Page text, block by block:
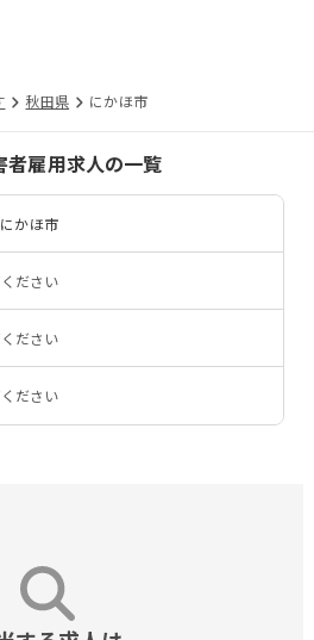
秋田県 にかほ市
者雇用求人の一覧
かほ市
ださい
ださい
ださい